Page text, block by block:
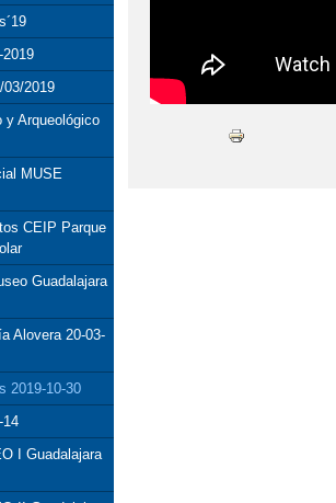
03/2019
y Arqueológico
MUSE
CEIP Parque
Guadalajara
Alovera 20-03-
2019-10-30
14
I Guadalajara